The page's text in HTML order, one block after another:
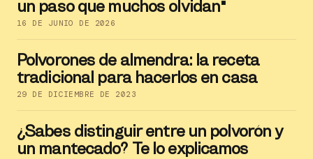
un paso que muchos olvidan"
16 DE JUNIO DE 2026
Polvorones de almendra: la receta
tradicional para hacerlos en casa
29 DE DICIEMBRE DE 2023
¿Sabes distinguir entre un polvorón y
un mantecado? Te lo explicamos